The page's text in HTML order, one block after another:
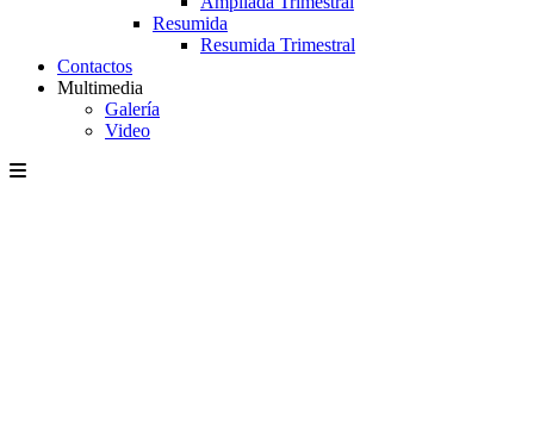
Resumida
Resumida Trimestral
Contactos
Multimedia
Galería
Video